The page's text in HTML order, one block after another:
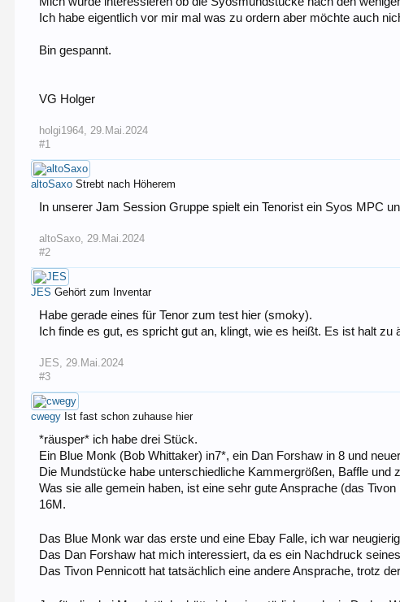
Ich habe eigentlich vor mir mal was zu ordern aber möchte auch
Bin gespannt.
VG Holger
holgi1964, 29.Mai.2024
#1
altoSaxo Strebt nach Höherem
In unserer Jam Session Gruppe spielt ein Tenorist ein Syos MPC
altoSaxo, 29.Mai.2024
#2
JES Gehört zum Inventar
Habe gerade eines für Tenor zum test hier (smoky).
Ich finde es gut, es spricht gut an, klingt, wie es heißt. Es ist halt
JES, 29.Mai.2024
#3
cwegy Ist fast schon zuhause hier
*räusper* ich habe drei Stück.
Ein Blue Monk (Bob Whittaker) in7*, ein Dan Forshaw in 8 und
Die Mundstücke habe unterschiedliche Kammergrößen, Baffle und
Was sie alle gemein haben, ist eine sehr gute Ansprache (das
16M.
Das Blue Monk war das erste und eine Ebay Falle, ich war
Das Dan Forshaw hat mich interessiert, da es ein Nachdruck
Das Tivon Pennicott hat tatsächlich eine andere Ansprache, trotz